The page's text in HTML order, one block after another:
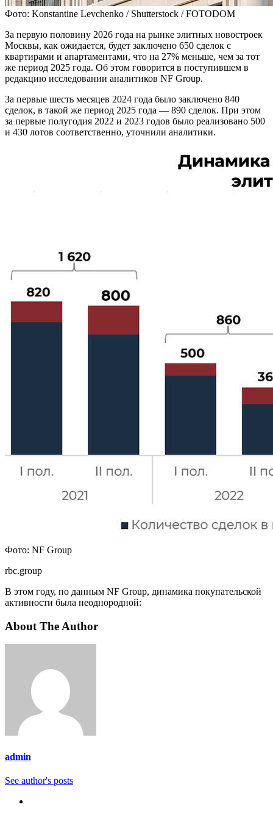
Фото: Konstantine Levchenko / Shutterstock / FOTODOM
За первую половину 2026 года на рынке элитных новостроек
Москвы, как ожидается, будет заключено 650 сделок с
квартирами и апартаментами, что на 27% меньше, чем за тот
же период 2025 года. Об этом говорится в поступившем в
редакцию исследовании аналитиков NF Group.
За первые шесть месяцев 2024 года было заключено 840
сделок, в такой же период 2025 года — 890 сделок. При этом
за первые полугодия 2022 и 2023 годов было реализовано 500
и 430 лотов соответственно, уточнили аналитики.
Фото: NF Group
rbc.group
В этом году, по данным NF Group, динамика покупательской
активности была неоднородной:
About The Author
admin
See author's posts